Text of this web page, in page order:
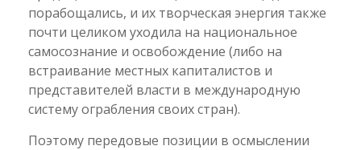
порабощались, и их творческая энергия также
почти целиком уходила на национальное
самосознание и освобождение (либо на
встраивание местных капиталистов и
представителей власти в международную
систему ограбления своих стран).
Поэтому передовые позиции в осмыслении